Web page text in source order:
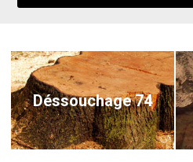
Déssouchage 74